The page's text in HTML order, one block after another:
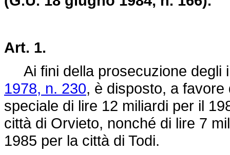
Art. 1.
Ai fini della prosecuzione degli
1978, n. 230, è disposto, a
speciale di lire 12 miliardi per il
città di Orvieto, nonché di lire 7
1985 per la città di Todi.